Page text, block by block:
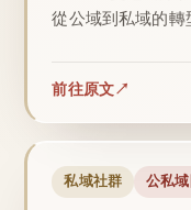
從公域到私域的轉
前往原文
私域社群 公私